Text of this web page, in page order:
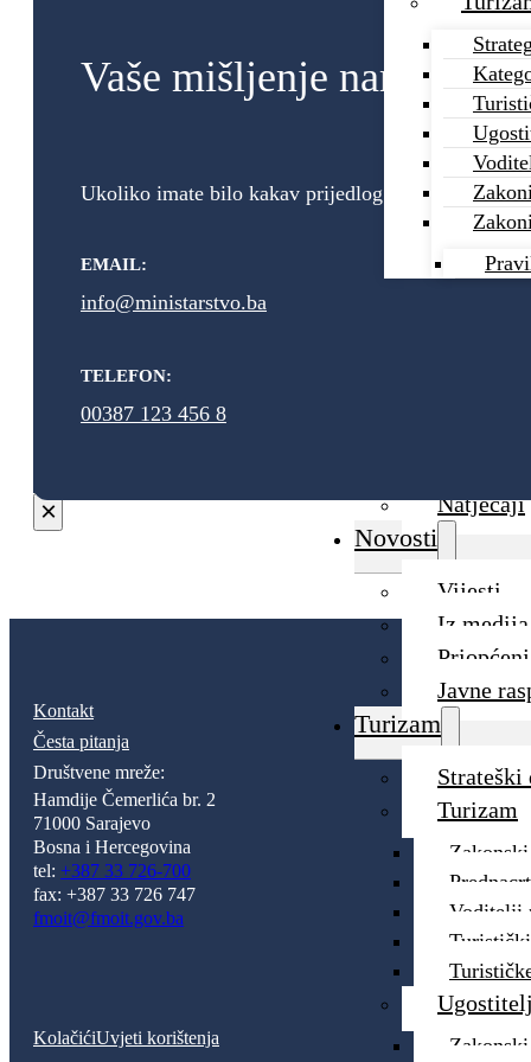
Natječaji
Novosti
Vijesti
Iz medija
Javne
Turizam
Strateški
Turizam
Voditelji
Pretraži stranicu
×
Vaše mišljenje nam znači!
Ukoliko imate bilo kakav prijedlog ili primjedbu
EMAIL:
info@ministarstvo.ba
TELEFON:
00387 123 456 8
Kontakt
Česta pitanja
Društvene mreže:
Hamdije Čemerlića br. 2
71000 Sarajevo
Bosna i Hercegovina
tel: +387 33 726-700
fax: +387 33 726 747
fmoit@fmoit.gov.ba
KolačićiUvjeti korištenja